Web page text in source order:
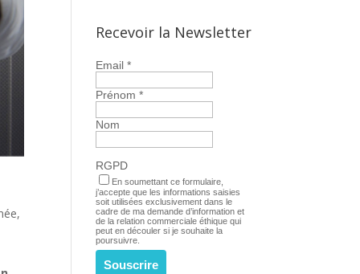
Recevoir la Newsletter
Email*
Prénom*
Nom
RGPD
En soumettant ce formulaire,
j’accepte que les informations saisies
soit utilisées exclusivement dans le
cadre de ma demande d’information et
de la relation commerciale éthique qui
peut en découler si je souhaite la
poursuivre.